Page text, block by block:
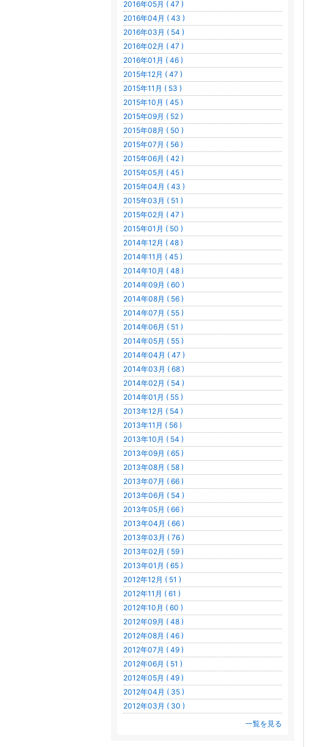
2016年05月 ( 47 )
2016年04月 ( 43 )
2016年03月 ( 54 )
2016年02月 ( 47 )
2016年01月 ( 46 )
2015年12月 ( 47 )
2015年11月 ( 53 )
2015年10月 ( 45 )
2015年09月 ( 52 )
2015年08月 ( 50 )
2015年07月 ( 56 )
2015年06月 ( 42 )
2015年05月 ( 45 )
2015年04月 ( 43 )
2015年03月 ( 51 )
2015年02月 ( 47 )
2015年01月 ( 50 )
2014年12月 ( 48 )
2014年11月 ( 45 )
2014年10月 ( 48 )
2014年09月 ( 60 )
2014年08月 ( 56 )
2014年07月 ( 55 )
2014年06月 ( 51 )
2014年05月 ( 55 )
2014年04月 ( 47 )
2014年03月 ( 68 )
2014年02月 ( 54 )
2014年01月 ( 55 )
2013年12月 ( 54 )
2013年11月 ( 56 )
2013年10月 ( 54 )
2013年09月 ( 65 )
2013年08月 ( 58 )
2013年07月 ( 66 )
2013年06月 ( 54 )
2013年05月 ( 66 )
2013年04月 ( 66 )
2013年03月 ( 76 )
2013年02月 ( 59 )
2013年01月 ( 65 )
2012年12月 ( 51 )
2012年11月 ( 61 )
2012年10月 ( 60 )
2012年09月 ( 48 )
2012年08月 ( 46 )
2012年07月 ( 49 )
2012年06月 ( 51 )
2012年05月 ( 49 )
2012年04月 ( 35 )
2012年03月 ( 30 )
一覧を見る